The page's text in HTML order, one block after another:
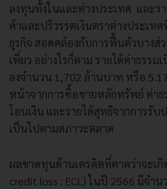
ลงทุนทั้งในและต่างประเทศ และร
ค้าและปริวรรตเงินตราต่างประเ
ธุรกิจ สอดคล้องกับการฟื้นตัวบางส่
เที่ยว อย่างไรก็ตาม รายได้ค่าธรร
ลงจำนวน 1,702 ล้านบาท หรือ
หน้าจากการซื้อขายหลักทรัพย์ ค่าธ
โอนเงิน และรายได้สุทธิจากการรั
เป็นไปตามสภาวะตลาด
ผลขาดทุนด้านเครดิตที่คาดว่าจะเกิ
credit loss : ECL) ในปี 2566 มีจำ